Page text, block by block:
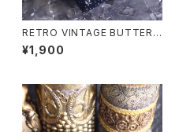
RETRO VINTAGE BUTTERF
LY PATTERNED DESIGN TI
E/レトロ古着バタフライ柄デザイ
¥1,900